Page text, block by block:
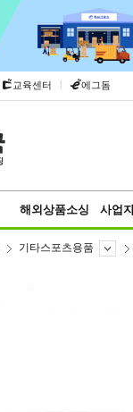
교육센터 | 에그돔
해외상품소싱 사업
기타스포츠용품